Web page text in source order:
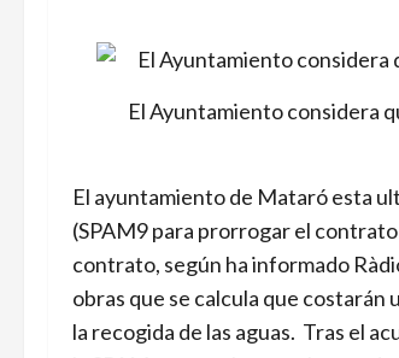
El Ayuntamiento considera
El ayuntamiento de Mataró esta
(SPAM9 para prorrogar el
contrato, según ha informado
obras que se calcula que
la recogida de las aguas. Tras el